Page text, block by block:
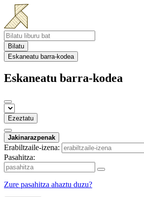
Bilatu
Eskaneatu barra-kodea
Eskaneatu barra-kodea
Ezeztatu
Jakinarazpenak
Erabiltzaile-izena:
Pasahitza:
Zure pasahitza ahaztu duzu?